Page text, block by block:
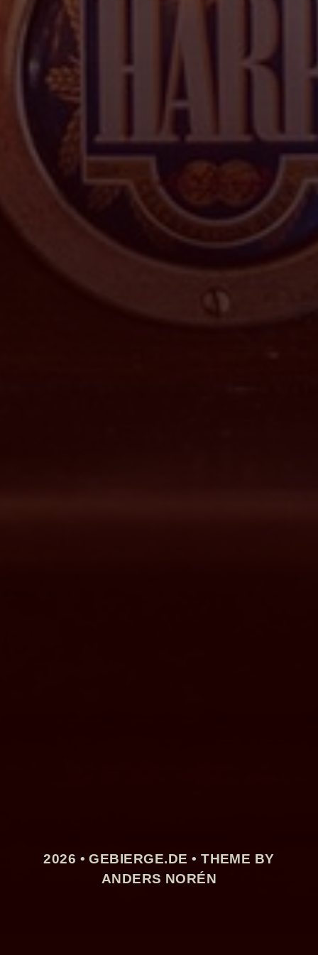
2026 •GEBIERGE.DE • THEME BY
ANDERS NORÉN